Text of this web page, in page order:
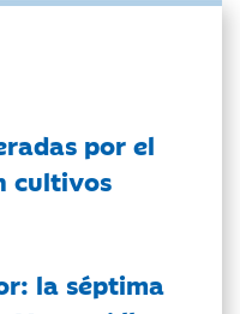
por el
cultivos
la séptima